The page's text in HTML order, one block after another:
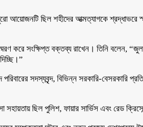
আয়োজনটি ছিল শহীদের আত্মত্যাগকে
করে সংক্ষিপ্ত বক্তব্য রাখেন। তিনি বলেন,
সদস্যবৃন্দ, বিভিন্ন সরকারি-বেসরকারি
ছিল পুলিশ, ফায়ার সার্ভিস এবং রেড